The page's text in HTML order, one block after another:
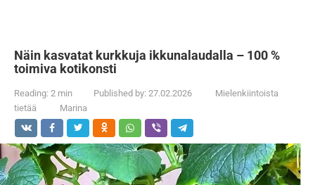
Näin kasvatat kurkkuja ikkunalaudalla – 100 %
toimiva kotikonsti
Reading: 2 min Published by: 27.02.2026
Mielenkiintoista
tietää
Marina